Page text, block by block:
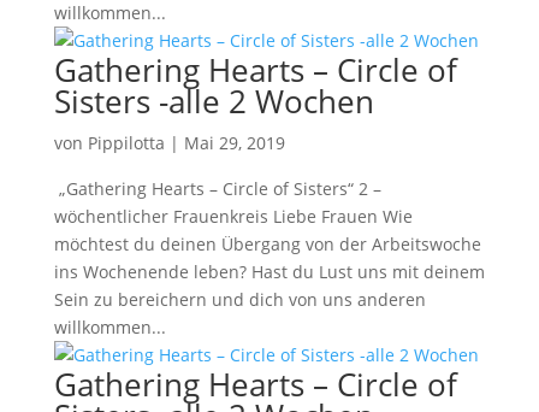
willkommen...
Gathering Hearts – Circle of
Sisters -alle 2 Wochen
von Pippilotta | Mai 29, 2019
„Gathering Hearts – Circle of Sisters“ 2 –
wöchentlicher Frauenkreis Liebe Frauen Wie
möchtest du deinen Übergang von der Arbeitswoche
ins Wochenende leben? Hast du Lust uns mit deinem
Sein zu bereichern und dich von uns anderen
willkommen...
Gathering Hearts – Circle of